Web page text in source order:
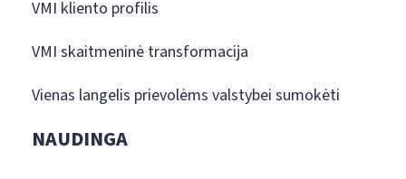
VMI kliento profilis
VMI skaitmeninė transformacija
Vienas langelis prievolėms valstybei sumokėti
NAUDINGA